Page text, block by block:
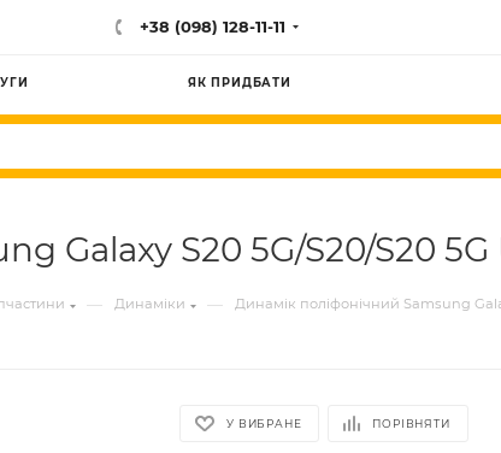
+38 (098) 128-11-11
ЯК ПРИДБАТИ
Galaxy S20 5G/S20/S20 5G
— Динаміки — Динамік поліфонічний Samsung
У ВИБРАНЕ ПОРІВНЯТИ